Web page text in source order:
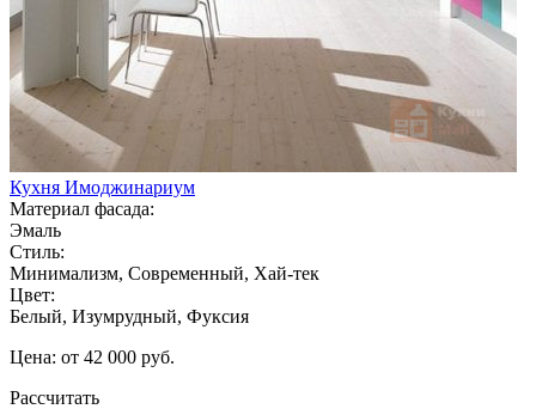
Кухня Имоджинариум
Материал фасада:
Эмаль
Стиль:
Минимализм, Современный, Хай-тек
Цвет:
Белый, Изумрудный, Фуксия
Цена: от 42 000 руб.
Рассчитать